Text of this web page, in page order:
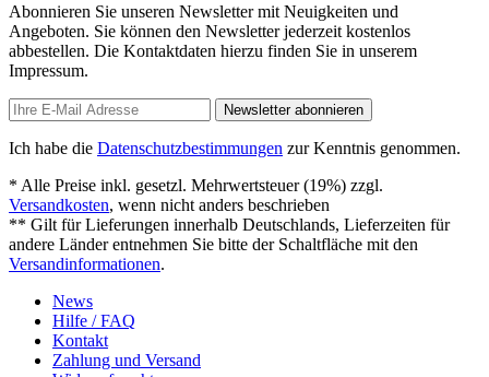
Abonnieren Sie unseren Newsletter mit Neuigkeiten und
Angeboten. Sie können den Newsletter jederzeit kostenlos
abbestellen. Die Kontaktdaten hierzu finden Sie in unserem
Impressum.
Newsletter abonnieren
Ich habe die Datenschutzbestimmungen zur Kenntnis genommen.
* Alle Preise inkl. gesetzl. Mehrwertsteuer (19%) zzgl.
Versandkosten, wenn nicht anders beschrieben
** Gilt für Lieferungen innerhalb Deutschlands, Lieferzeiten für
andere Länder entnehmen Sie bitte der Schaltfläche mit den
Versandinformationen.
News
Hilfe / FAQ
Kontakt
Zahlung und Versand